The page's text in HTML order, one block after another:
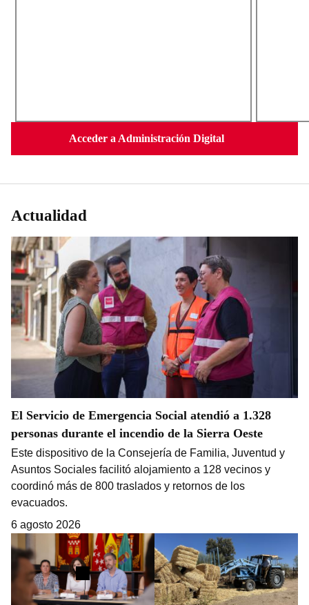
Acceder
Acceder a Administración Digital
Actualidad
El Servicio de Emergencia Social atendió a 1.328
personas durante el incendio de la Sierra Oeste
Este dispositivo de la Consejería de Familia, Juventud y
Asuntos Sociales facilitó alojamiento a 128 vecinos y
coordinó más de 800 traslados y retornos de los
evacuados.
6 agosto 2026